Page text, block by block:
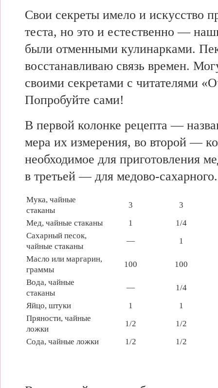
Свои секреты имело и искусство
теста, но это и естественно —
были отменными кулинарками.
восстанавливаю связь времен.
своими секретами с читателями
Попробуйте сами!
В первой колонке рецепта —
мера их измерения, во второй —
необходимое для приготовления
в третьей — для медово-сахарного.
Мука, чайные
стаканы
3
3
Мед, чайные стаканы
1
1/4
Сахарный песок,
чайные стаканы
—
1
Масло или маргарин,
граммы
100
100
Вода, чайные
стаканы
—
1/4
Яйцо, штуки
1
1
Пряности, чайные
ложки
1/2
1/2
Сода, чайные ложки
1/2 1/2